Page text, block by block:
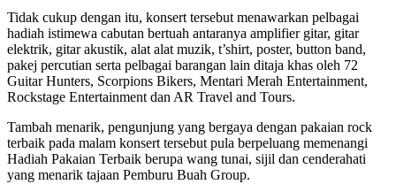
Tidak cukup dengan itu, konsert tersebut menawarkan pelbagai
hadiah istimewa cabutan bertuah antaranya amplifier gitar, gitar
elektrik, gitar akustik, alat alat muzik, t’shirt, poster, button band,
pakej percutian serta pelbagai barangan lain ditaja khas oleh 72
Guitar Hunters, Scorpions Bikers, Mentari Merah Entertainment,
Rockstage Entertainment dan AR Travel and Tours.
Tambah menarik, pengunjung yang bergaya dengan pakaian rock
terbaik pada malam konsert tersebut pula berpeluang memenangi
Hadiah Pakaian Terbaik berupa wang tunai, sijil dan cenderahati
yang menarik tajaan Pemburu Buah Group.